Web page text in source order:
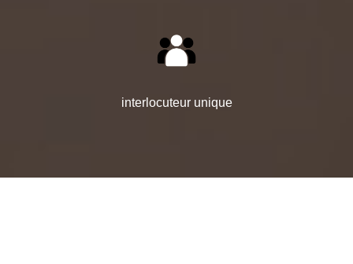
interlocuteur unique